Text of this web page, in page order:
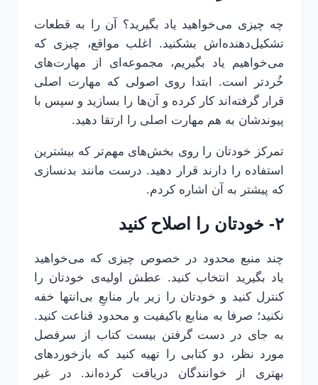
چه چیزی می‌خواهید یاد بگیرید؟ آن را به قطعات
تشکیل‌دهنده‌اش بشکنید. اغلب مواقع، چیزی که
می‌خواهیم یاد بگیریم، مجموعه‌ای از مهارت‌های
خُرد‌تر است. ابتدا روی اصولی که مهارت اصلی
قرار گرفته‌اند کار کرده و آن‌ها را بسازید و سپس با
پیوندشان به هم مهارت اصلی را ارتقا دهید.
تمرکز خودتان را روی بخش‌های مهم‌تر که بیشترین
استفاده را دارند قرار دهید. درست مانند بدنسازی
که پیشتر به آن اشاره کردم.
۲- خودتان را اصلاح کنید
چند منبع محدود در خصوص چیزی که می‌خواهید
یاد بگیرید انتخاب کنید. عطش اولیه‌ی خودتان را
کنترل کنید و خودتان را زیر بار منابعِ بی‌انتها خفه
نکنید؛ صرفا به منابع باکیفیت و محدود قناعت کنید.
به جای در دست گرفتن بیست کتاب از سرفصل
مورد نظر، دو کتابی را تهیه کنید که بازخوردهای
بهتری از خوانندگان دریافت کرده‌اند. در غیر